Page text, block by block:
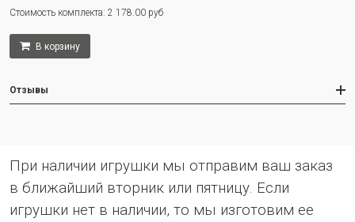
Стоимость комплекта: 2 178.00 руб
В корзину
Отзывы
При наличии игрушки мы отправим ваш заказ
в ближайший вторник или пятницу. Если
игрушки нет в наличии, то мы изготовим ее